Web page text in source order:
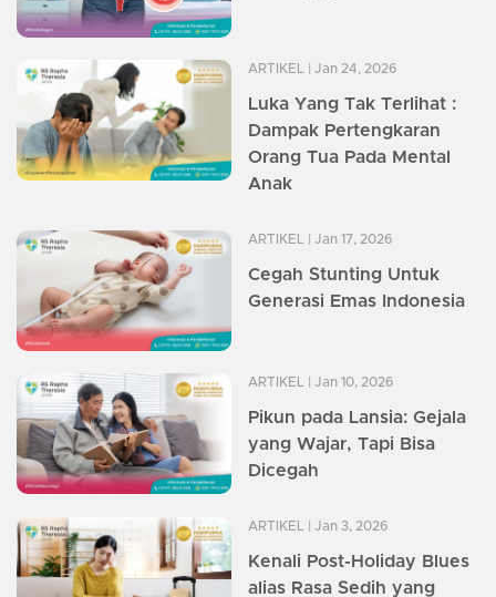
ARTIKEL | Jan 24, 2026
Luka Yang Tak Terlihat :
Dampak Pertengkaran
Orang Tua Pada Mental
Anak
ARTIKEL | Jan 17, 2026
Cegah Stunting Untuk
Generasi Emas Indonesia
ARTIKEL | Jan 10, 2026
Pikun pada Lansia: Gejala
yang Wajar, Tapi Bisa
Dicegah
ARTIKEL | Jan 3, 2026
Kenali Post-Holiday Blues
alias Rasa Sedih yang